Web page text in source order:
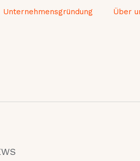
Unternehmensgründung Über